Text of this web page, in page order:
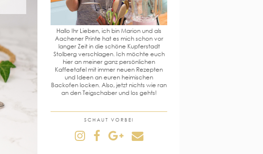
Hallo Ihr Lieben, ich bin Marion und als
Aachener Printe hat es mich schon vor
langer Zeit in die schöne Kupferstadt
Stolberg verschlagen. Ich möchte euch
hier an meiner ganz persönlichen
Kaffeetafel mit immer neuen Rezepten
und Ideen an euren heimischen
Backofen locken. Also, jetzt nichts wie ran
an den Teigschaber und los gehts!
SCHAUT VORBEI